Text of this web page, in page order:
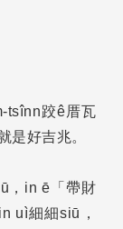
tsînn跤ê厝瓦
是好吉兆。
，in ē「帶財
uì細細siū，